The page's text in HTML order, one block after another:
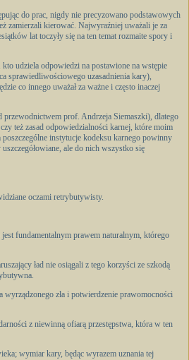
do prac, nigdy nie precyzowano podstawowych
zamierzali kierować. Najwyraźniej uważali je za
lat toczyły się na ten temat rozmaite spory i
udziela odpowiedzi na postawione na wstępie
sprawiedliwościowego uzasadnienia kary),
co innego uważał za ważne i często inaczej
prof. Andrzeja Siemaszki), dlatego
też zasad odpowiedzialności karnej, które moim
instytucje kodeksu karnego powinny
ale do nich wszystko się
oczami retrybutywisty.
fundamentalnym prawem naturalnym, którego
ład nie osiągali z tego korzyści ze szkodą
zła i potwierdzenie prawomocności
z niewinną ofiarą przestępstwa, która w ten
wymiar kary, będąc wyrazem uznania tej